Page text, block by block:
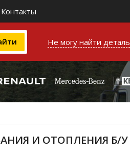
Контакты
Не могу найти деталь
И ОТОПЛЕНИЯ Б/У